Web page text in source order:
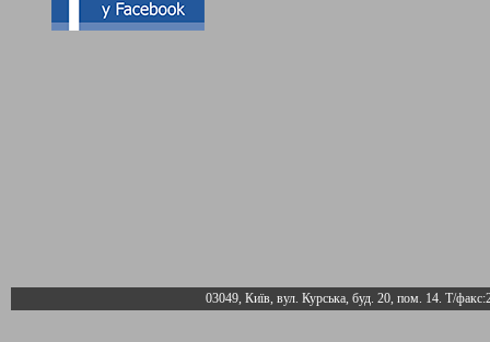
03049, Київ, вул. Курська, буд. 20, пом. 14. Т/